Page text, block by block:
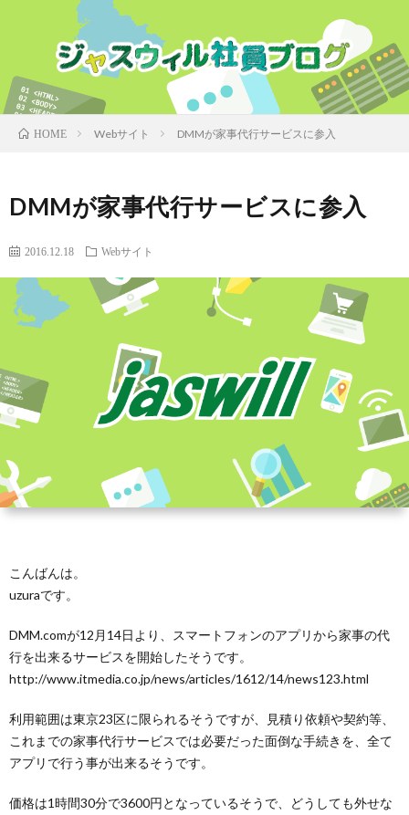
HOME Webサイト DMMが家事代行サービスに参入
DMMが家事代行サービスに参入
2016.12.18 Webサイト
こんばんは。
uzuraです。
DMM.comが12月14日より、スマートフォンのアプリから家事の代
行を出来るサービスを開始したそうです。
http://www.itmedia.co.jp/news/articles/1612/14/news123.html
利用範囲は東京23区に限られるそうですが、見積り依頼や契約等、
これまでの家事代行サービスでは必要だった面倒な手続きを、全て
アプリで行う事が出来るそうです。
価格は1時間30分で3600円となっているそうで、どうしても外せな